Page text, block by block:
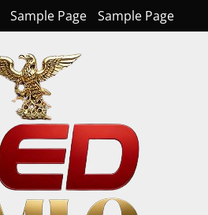
Sample Page Sample Page